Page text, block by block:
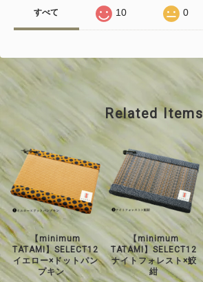
すべて 10 0
Related Items
【minimum
TATAMI】SELECT12
イエロー×ドットパン
プキン
【minimum
TATAMI】SELECT12
ナイトフォレスト×鮫
紺